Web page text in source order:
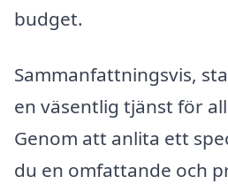
budget.
Sammanfattningsvis,
en väsentlig tjänst för
Genom att anlita ett
du en omfattande och